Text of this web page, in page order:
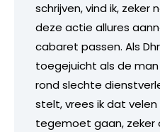
schrijven, vind ik,
deze actie allures
cabaret passen. Als
toegejuicht als de
rond slechte
stelt, vrees ik dat
tegemoet gaan, zeker